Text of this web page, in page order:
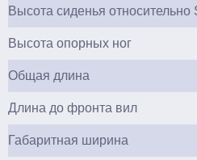
Высота сиденья относительно
Высота опорных ног
Общая длина
Длина до фронта вил
Габаритная ширина